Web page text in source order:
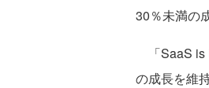
30％未満の
「SaaS is
の成長を維